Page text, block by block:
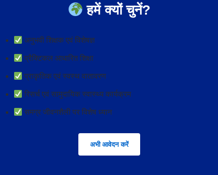
हमें क्यों चुनें?
अनुभवी शिक्षक एवं विशेषज्ञ
प्रैक्टिकल आधारित शिक्षा
प्राकृतिक एवं स्वस्थ वातावरण
रिसर्च एवं सामुदायिक स्वास्थ्य कार्यक्रम
समग्र जीवनशैली पर विशेष ध्यान
अभी आवेदन करें